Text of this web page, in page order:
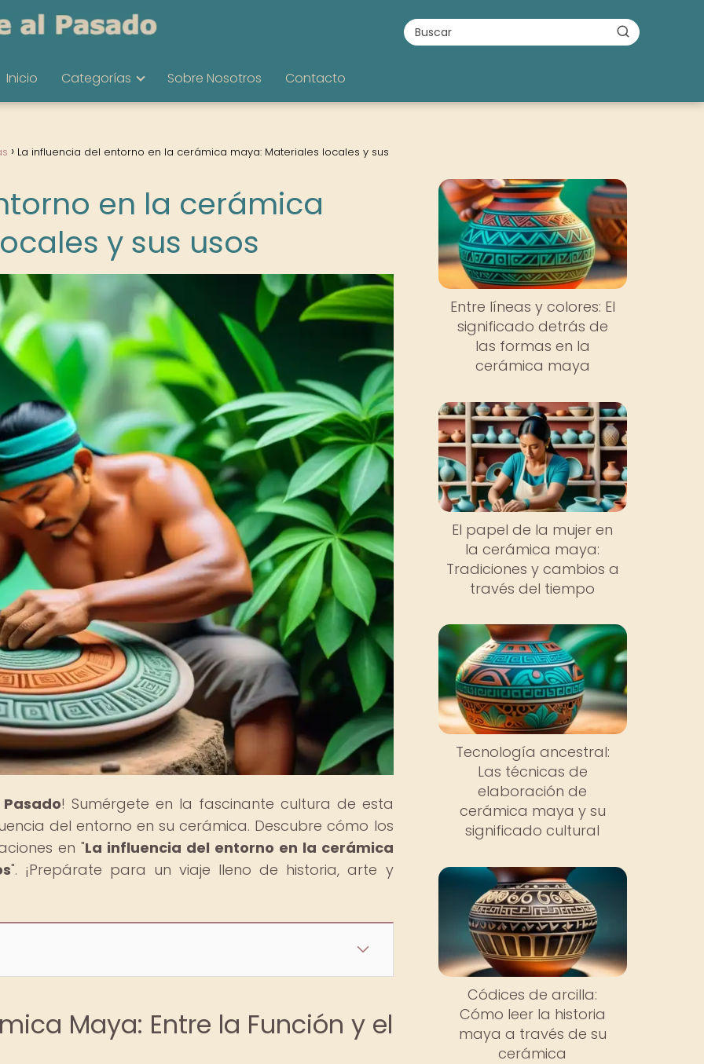
Inicio Categorías Sobre Nosotros Contacto
La influencia del entorno en la cerámica maya: Materiales locales y sus
en la cerámica
y sus usos
! Sumérgete en la fascinante cultura de esta
del entorno en su cerámica. Descubre cómo los
en "La influencia del entorno en la cerámica
". ¡Prepárate para un viaje lleno de historia, arte y
Maya: Entre la Función y el
Entre líneas y colores: El
significado detrás de
las formas en la
cerámica maya
El papel de la mujer en
la cerámica maya:
Tradiciones y cambios a
través del tiempo
Tecnología ancestral:
Las técnicas de
elaboración de
cerámica maya y su
significado cultural
Códices de arcilla:
Cómo leer la historia
maya a través de su
cerámica